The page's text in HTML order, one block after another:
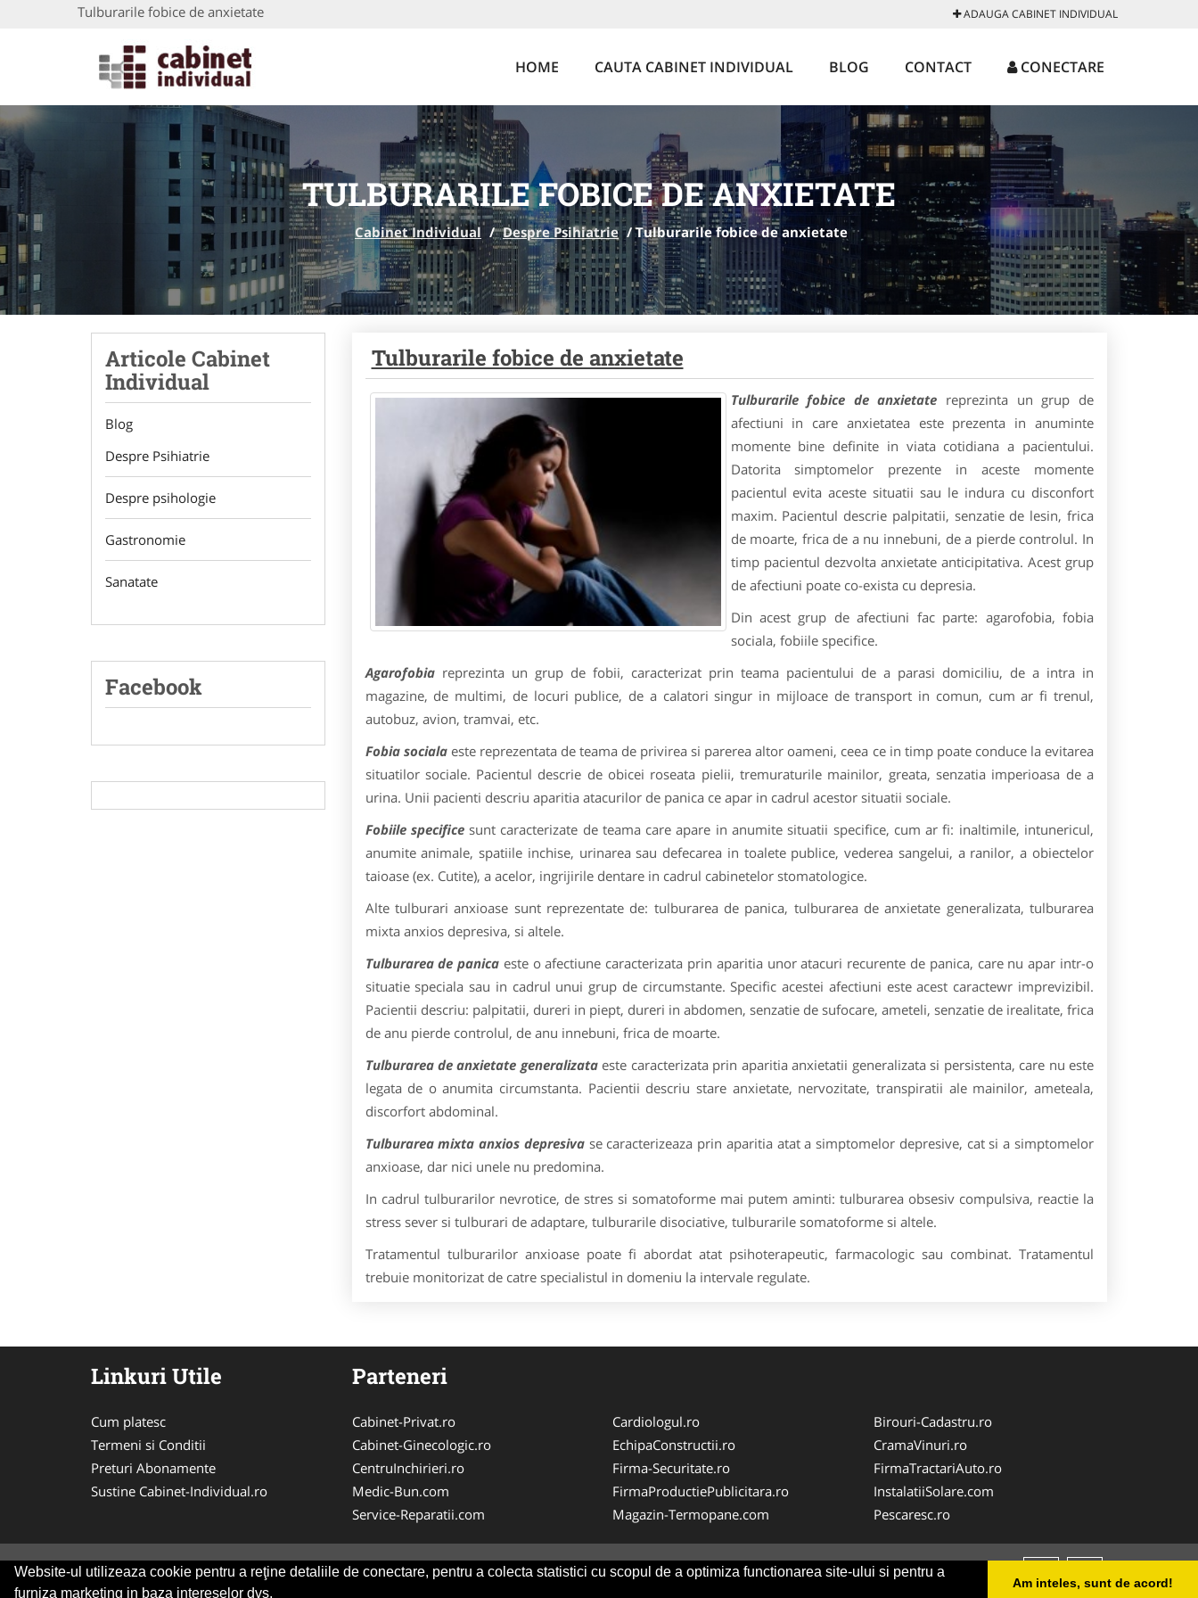
Website-ul utilizeaza cookie pentru a reţine detaliile de conectare, pentru a colecta statistici cu scopul de a optimiza functionarea site-ului si pentru a
furniza marketing in baza intereselor dvs.
Am inteles, sunt de acord!
Tulburarile fobice de anxietate ADAUGA CABINET INDIVIDUAL
HOME CAUTA CABINET INDIVIDUAL BLOG CONTACT CONECTARE
TULBURARILE FOBICE DE ANXIETATE
Cabinet Individual / Despre Psihiatrie /Tulburarile fobice de anxietate
Articole Cabinet
Individual
Blog
Despre Psihiatrie
Despre psihologie
Gastronomie
Sanatate
Facebook
Tulburarile fobice de anxietate
Tulburarile fobice de anxietate reprezinta un grup de
afectiuni in care anxietatea este prezenta in anuminte
momente bine definite in viata cotidiana a pacientului.
Datorita simptomelor prezente in aceste momente
pacientul evita aceste situatii sau le indura cu disconfort
maxim. Pacientul descrie palpitatii, senzatie de lesin, frica
de moarte, frica de a nu innebuni, de a pierde controlul. In
timp pacientul dezvolta anxietate anticipitativa. Acest grup
de afectiuni poate co-exista cu depresia.
Din acest grup de afectiuni fac parte: agarofobia, fobia
sociala, fobiile specifice.
Agarofobia reprezinta un grup de fobii, caracterizat prin teama pacientului de a parasi domiciliu, de a intra in
magazine, de multimi, de locuri publice, de a calatori singur in mijloace de transport in comun, cum ar fi trenul,
autobuz, avion, tramvai, etc.
Fobia socialaeste reprezentata de teama de privirea si parerea altor oameni, ceea ce in timp poate conduce la evitarea
situatilor sociale. Pacientul descrie de obicei roseata pielii, tremuraturile mainilor, greata, senzatia imperioasa de a
urina. Unii pacienti descriu aparitia atacurilor de panica ce apar in cadrul acestor situatii sociale.
Fobiile specifice sunt caracterizate de teama care apare in anumite situatii specifice, cum ar fi: inaltimile, intunericul,
anumite animale, spatiile inchise, urinarea sau defecarea in toalete publice, vederea sangelui, a ranilor, a obiectelor
taioase (ex. Cutite), a acelor, ingrijirile dentare in cadrul cabinetelor stomatologice.
Alte tulburari anxioase sunt reprezentate de: tulburarea de panica, tulburarea de anxietate generalizata, tulburarea
mixta anxios depresiva, si altele.
Tulburarea de panica este o afectiune caracterizata prin aparitia unor atacuri recurente de panica, care nu apar intr-o
situatie speciala sau in cadrul unui grup de circumstante. Specific acestei afectiuni este acest caractewr imprevizibil.
Pacientii descriu: palpitatii, dureri in piept, dureri in abdomen, senzatie de sufocare, ameteli, senzatie de irealitate, frica
de anu pierde controlul, de anu innebuni, frica de moarte.
Tulburarea de anxietate generalizataeste caracterizata prin aparitia anxietatii generalizata si persistenta, care nu este
legata de o anumita circumstanta. Pacientii descriu stare anxietate, nervozitate, transpiratii ale mainilor, ameteala,
discorfort abdominal.
Tulburarea mixta anxios depresiva se caracterizeaza prin aparitia atat a simptomelor depresive, cat si a simptomelor
anxioase, dar nici unele nu predomina.
In cadrul tulburarilor nevrotice, de stres si somatoforme mai putem aminti: tulburarea obsesiv compulsiva, reactie la
stress sever si tulburari de adaptare, tulburarile disociative, tulburarile somatoforme si altele.
Tratamentul tulburarilor anxioase poate fi abordat atat psihoterapeutic, farmacologic sau combinat. Tratamentul
trebuie monitorizat de catre specialistul in domeniu la intervale regulate.
Linkuri Utile
Cum platesc
Termeni si Conditii
Preturi Abonamente
Sustine Cabinet-Individual.ro
Parteneri
Cabinet-Privat.ro
Cabinet-Ginecologic.ro
CentruInchirieri.ro
Medic-Bun.com
Service-Reparatii.com
Cardiologul.ro
EchipaConstructii.ro
Firma-Securitate.ro
FirmaProductiePublicitara.ro
Magazin-Termopane.com
Birouri-Cadastru.ro
CramaVinuri.ro
FirmaTractariAuto.ro
InstalatiiSolare.com
Pescaresc.ro
© 2014-2026 Powered byVilonMedia& Tokaido Consult-ANPC SOL